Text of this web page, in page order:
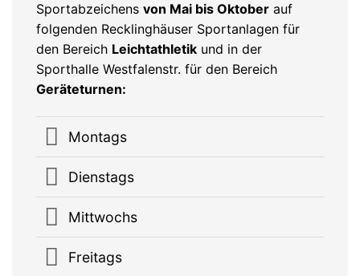
Sportabzeichens von Mai bis Oktober auf
folgenden Recklinghäuser Sportanlagen für
den Bereich Leichtathletik und in der
Sporthalle Westfalenstr. für den Bereich
Geräteturnen:
Montags
Dienstags
Mittwochs
Freitags